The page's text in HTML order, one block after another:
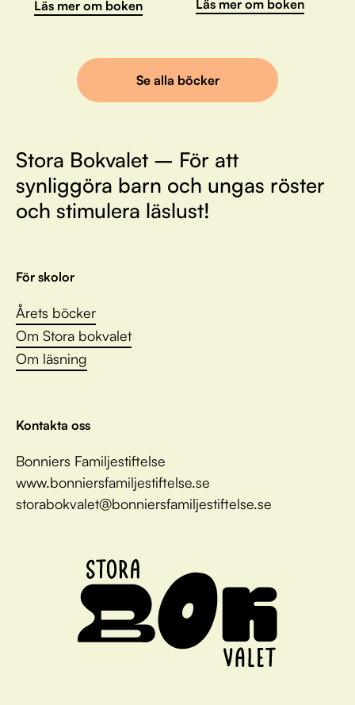
Läs mer om boken Läs mer om boken
Se alla böcker
Stora Bokvalet – För att
synliggöra barn och ungas röster
och stimulera läslust!
För skolor
Årets böcker
Om Stora bokvalet
Om läsning
Kontakta oss
Bonniers Familjestiftelse
www.bonniersfamiljestiftelse.se
storabokvalet@bonniersfamiljestiftelse.se